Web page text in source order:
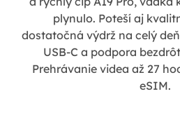
plynulo. Poteší aj
dostatočná výdrž na celý
USB-C a podpora
Prehrávanie videa až 27
eSIM.